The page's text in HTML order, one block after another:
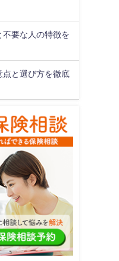
不要な人の特徴を
点と選び方を徹底